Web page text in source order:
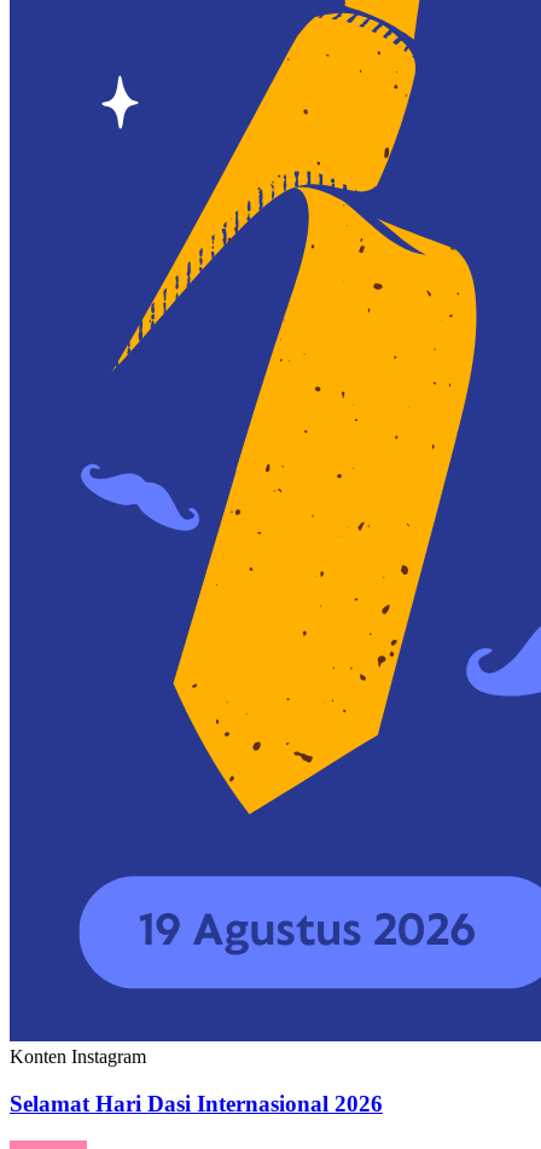
Konten Instagram
Selamat Hari Dasi Internasional 2026